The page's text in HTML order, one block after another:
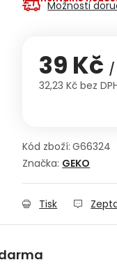
Možnosti
39 Kč /
32,23 Kč bez
Kód zboží: G66324
Značka: GEKO
Tisk